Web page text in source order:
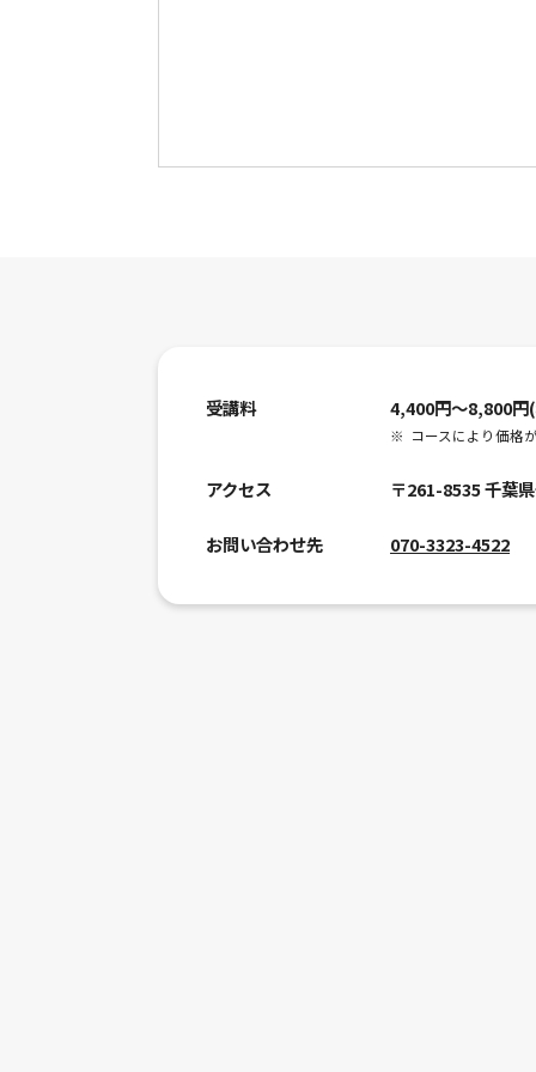
受講料 4,400円～8,800円(
コースにより価格
アクセス 〒261-8535 千葉
お問い合わせ先 070-3323-4522